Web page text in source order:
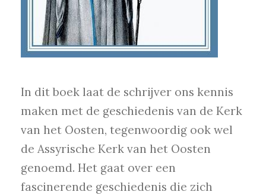
In dit boek laat de schrijver ons kennis
maken met de geschiedenis van de Kerk
van het Oosten, tegenwoordig ook wel
de Assyrische Kerk van het Oosten
genoemd. Het gaat over een
fascinerende geschiedenis die zich